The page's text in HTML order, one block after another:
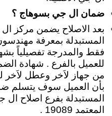
ضمان ال جي بسوهاج ؟
بعد الاصلاح يضمن مركز
المستبدلة بمعرفة
فقط والمدرجة تفصيلياً
للعميل بالفرع . شهادة
من جهاز لاَخر وعطل لاَخر
بأن العميل سوف يتسلم
المستبدلة بفرع اصلاح
المعتمد 19089 .